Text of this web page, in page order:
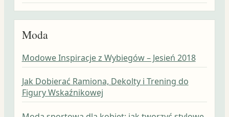
Moda
Modowe Inspiracje z Wybiegów – Jesień 2018
Jak Dobierać Ramiona, Dekolty i Trening do
Figury Wskaźnikowej